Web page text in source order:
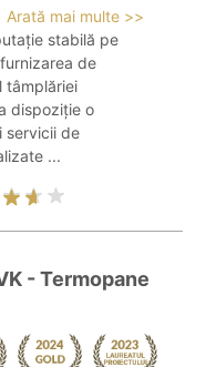
Arată mai multe >>
stabilă pe
de
tâmplăriei
dispoziție o
servicii de
...
- Termopane